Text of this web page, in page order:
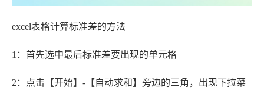
excel表格计算标准差的方法
1：首先选中最后标准差要出现的单元格
2：点击【开始】-【自动求和】旁边的三角，出现下拉菜